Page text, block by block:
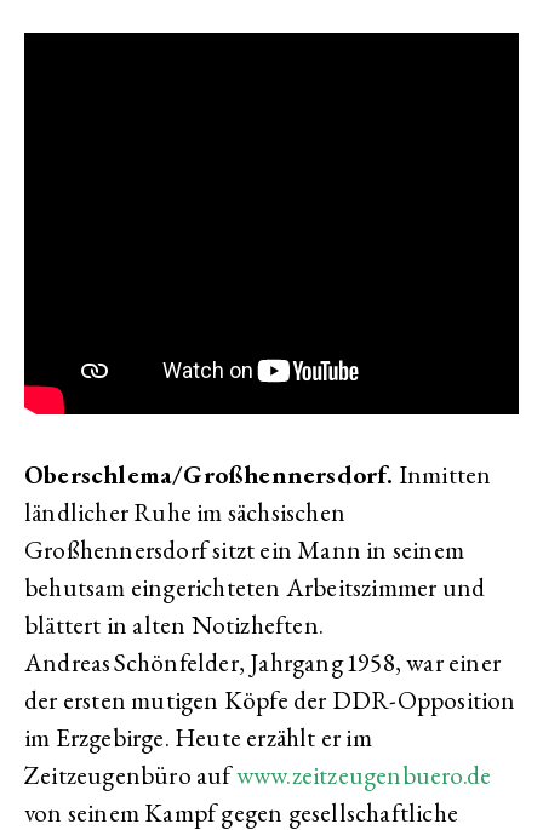
Oberschlema/Großhennersdorf. Inmitten
ländlicher Ruhe im sächsischen
Großhennersdorf sitzt ein Mann in seinem
behutsam eingerichteten Arbeitszimmer und
blättert in alten Notizheften.
Andreas Schönfelder, Jahrgang 1958, war einer
der ersten mutigen Köpfe der DDR-Opposition
im Erzgebirge. Heute erzählt er im
Zeitzeugenbüro aufwww.zeitzeugenbuero.de
von seinem Kampf gegen gesellschaftliche